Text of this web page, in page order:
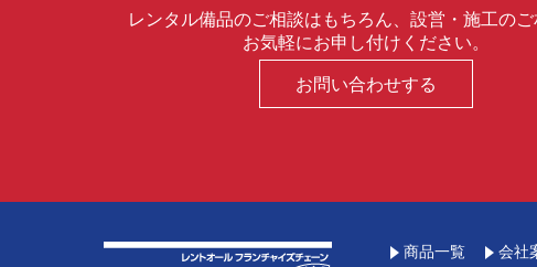
レンタル備品のご相談はもちろん、設営・施工の
お気軽にお申し付けください。
お問い合わせする
商品一覧 会社